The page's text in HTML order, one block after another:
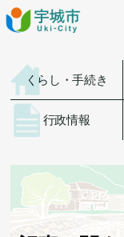
くらし・手続き
行政情報